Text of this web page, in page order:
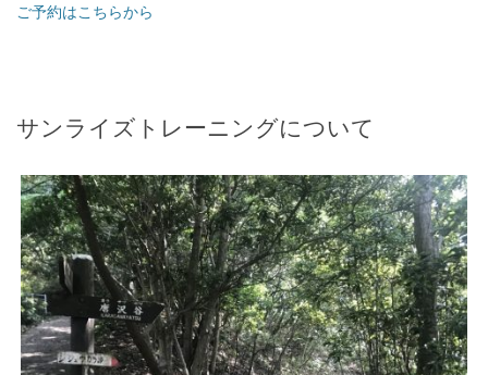
ご予約はこちらから
サンライズトレーニングについて